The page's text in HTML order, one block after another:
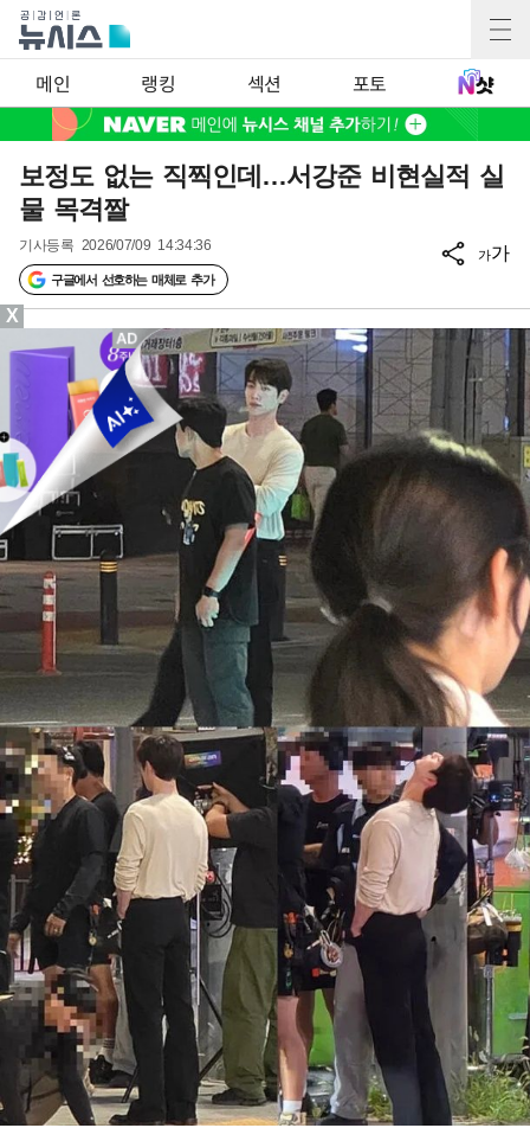
메인 랭킹 섹션 포토
보정도 없는 직찍인데…서강준 비현실적 실
물 목격짤
기사등록 2026/07/09 14:34:36
구글에서 선호하는 매체로 추가
가가
X